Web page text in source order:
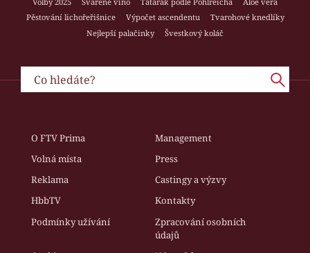
Pěstování lichořeřišnice
Výpočet ascendentu
Tvarohové knedlíky
Nejlepší palačinky
Švestkový koláč
O FTV Prima
Management
Volná místa
Press
Reklama
Castingy a výzvy
HbbTV
Kontakty
Podmínky užívání
Zpracování osobních
údajů